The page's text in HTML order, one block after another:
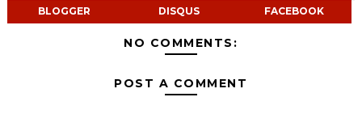
BLOGGER DISQUS FACEBOOK
NO COMMENTS:
POST A COMMENT